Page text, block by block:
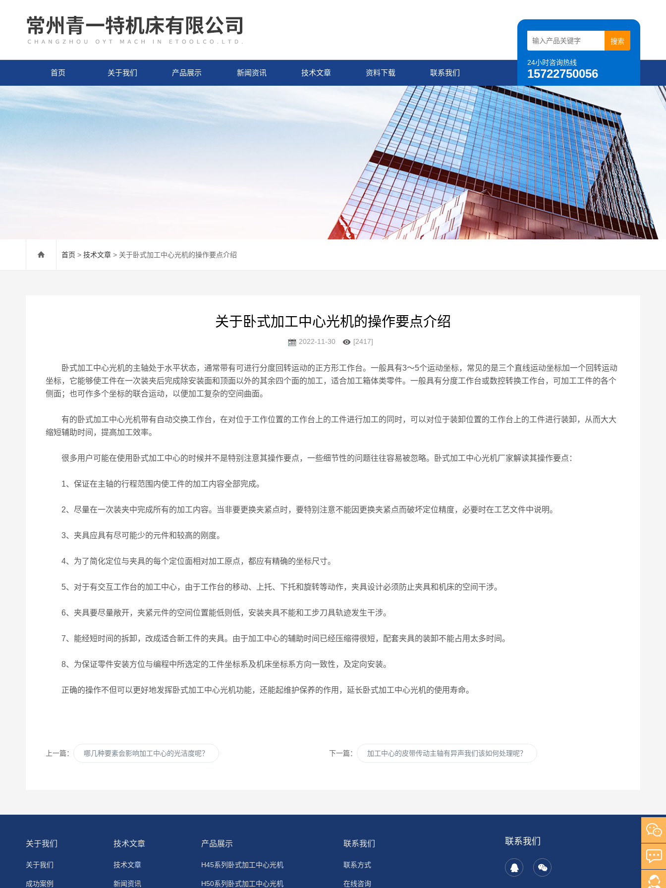
24小时咨询热线
15722750056
首页 关于我们 产品展示 新闻资讯 技术文章 资料下载 联系我们
首页 > 技术文章 > 关于卧式加工中心光机的操作要点介绍
关于卧式加工中心光机的操作要点介绍
2022-11-30 [2417]
卧式加工中心光机的主轴处于水平状态，通常带有可进行分度回转运动的正方形工作台。一般具有3～5个运动坐标，常见的是三个直线运动坐标加一个回转运动
坐标，它能够使工件在一次装夹后完成除安装面和顶面以外的其余四个面的加工，适合加工箱体类零件。一般具有分度工作台或数控转换工作台，可加工工件的各个
侧面；也可作多个坐标的联合运动，以便加工复杂的空间曲面。
有的卧式加工中心光机带有自动交换工作台，在对位于工作位置的工作台上的工件进行加工的同时，可以对位于装卸位置的工作台上的工件进行装卸，从而大大
缩短辅助时间，提高加工效率。
很多用户可能在使用卧式加工中心的时候并不是特别注意其操作要点，一些细节性的问题往往容易被忽略。卧式加工中心光机厂家解读其操作要点：
1、保证在主轴的行程范围内使工件的加工内容全部完成。
2、尽量在一次装夹中完成所有的加工内容。当非要更换夹紧点时，要特别注意不能因更换夹紧点而破坏定位精度，必要时在工艺文件中说明。
3、夹具应具有尽可能少的元件和较高的刚度。
4、为了简化定位与夹具的每个定位面相对加工原点，都应有精确的坐标尺寸。
5、对于有交互工作台的加工中心，由于工作台的移动、上托、下托和旋转等动作，夹具设计必须防止夹具和机床的空间干涉。
6、夹具要尽量敞开，夹紧元件的空间位置能低则低，安装夹具不能和工步刀具轨迹发生干涉。
7、能经短时间的拆卸，改成适合新工件的夹具。由于加工中心的辅助时间已经压缩得很短，配套夹具的装卸不能占用太多时间。
8、为保证零件安装方位与编程中所选定的工件坐标系及机床坐标系方向一致性，及定向安装。
正确的操作不但可以更好地发挥卧式加工中心光机功能，还能起维护保养的作用，延长卧式加工中心光机的使用寿命。
上一篇： 哪几种要素会影响加工中心的光洁度呢？ 下一篇： 加工中心的皮带传动主轴有异声我们该如何处理呢？
关于我们
关于我们
成功案例
技术文章
技术文章
新闻资讯
产品展示
H45系列卧式加工中心光机
H50系列卧式加工中心光机
联系我们
联系方式
在线咨询
联系我们